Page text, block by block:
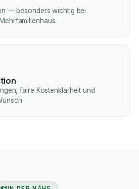
— besonders wichtig bei
faire Kostenklarheit und